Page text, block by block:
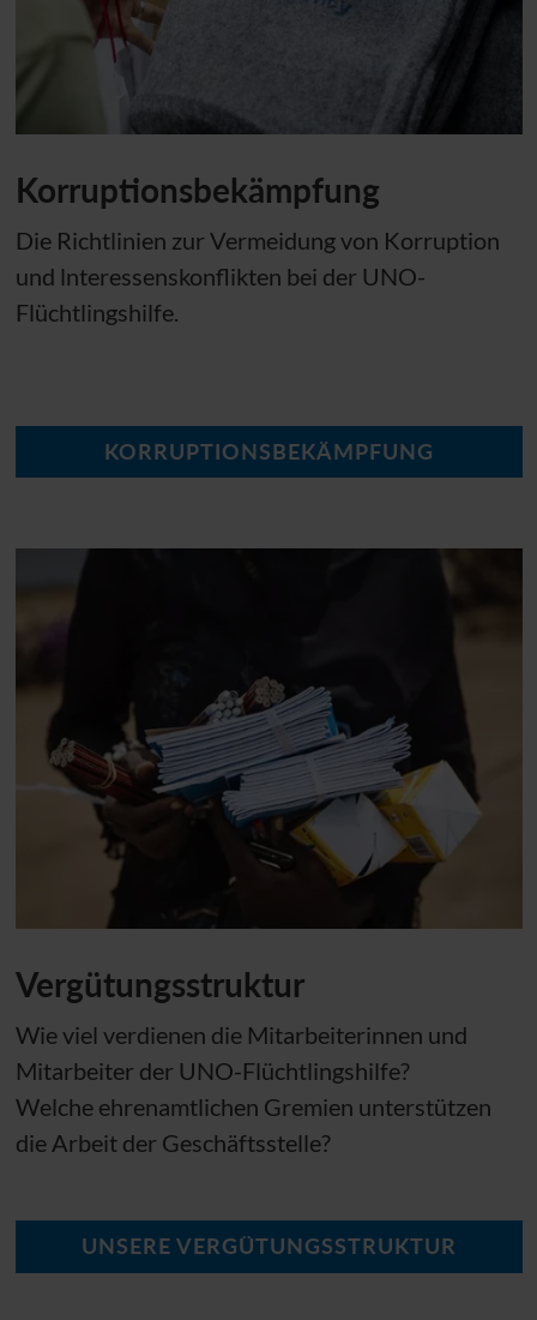
Korruptionsbekämpfung
Die Richtlinien zur Vermeidung von Korruption
und lnteressenskonflikten bei der UNO-
Flüchtlingshilfe.
KORRUPTIONSBEKÄMPFUNG
Vergütungsstruktur
Wie viel verdienen die Mitarbeiterinnen und
Mitarbeiter der UNO-Flüchtlingshilfe?
Welche ehrenamtlichen Gremien unterstützen
die Arbeit der Geschäftsstelle?
UNSERE VERGÜTUNGSSTRUKTUR